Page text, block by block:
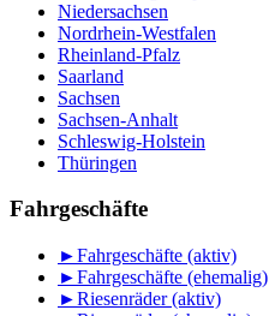
Niedersachsen
Nordrhein-Westfalen
Rheinland-Pfalz
Saarland
Sachsen
Sachsen-Anhalt
Schleswig-Holstein
Thüringen
Fahrgeschäfte
►Fahrgeschäfte (aktiv)
►Fahrgeschäfte (ehemalig)
►Riesenräder (aktiv)